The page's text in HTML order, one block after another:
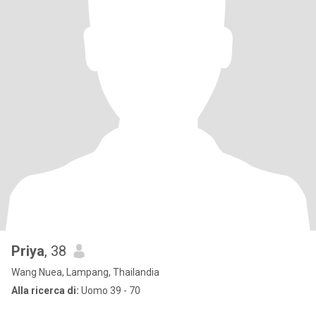
Priya, 38
Wang Nuea, Lampang, Thailandia
Alla ricerca di: Uomo 39 - 70